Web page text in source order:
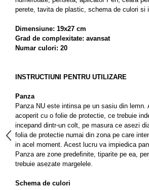
perete, tavita de plastic, schema de culori si
Dimensiune: 19x27 cm
Grad de complexitate: avansat
Numar culori: 20
INSTRUCTIUNI PENTRU UTILIZARE
Panza
Panza NU este intinsa pe un sasiu din lemn.
acoperit cu o folie de protectie, ce trebuie
incepand dintr-un colt, pe masura ce asezi
folia de protectie numai din zona pe care
in acel moment. Acest lucru va impiedica
Panza are zone predeﬁnite, tiparite pe ea,
trebuie asezate margelele.
Schema de culori